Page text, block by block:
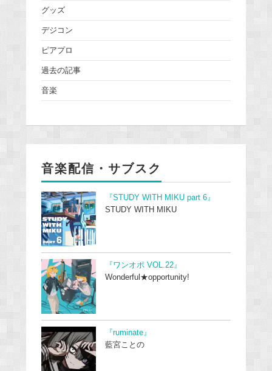
グッズ
デジコン
ピアプロ
過去の記事
音楽
音楽配信・サブスク
『STUDY WITH MIKU part 6』
STUDY WITH MIKU
『ワンオポ VOL.22』
Wonderful★opportunity!
『ruminate』
藍宮ことの